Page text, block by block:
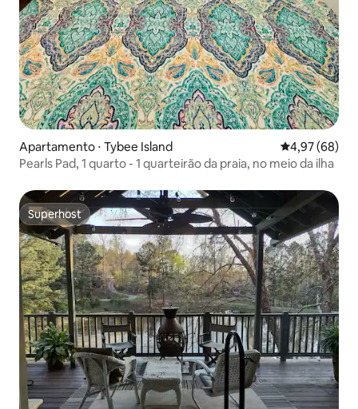
Apartamento ⋅ Tybee Island 4,97 de uma
4,97 (68)
Pearls Pad, 1 quarto - 1 quarteirão da praia, no meio da ilha
Superhost
Superhost